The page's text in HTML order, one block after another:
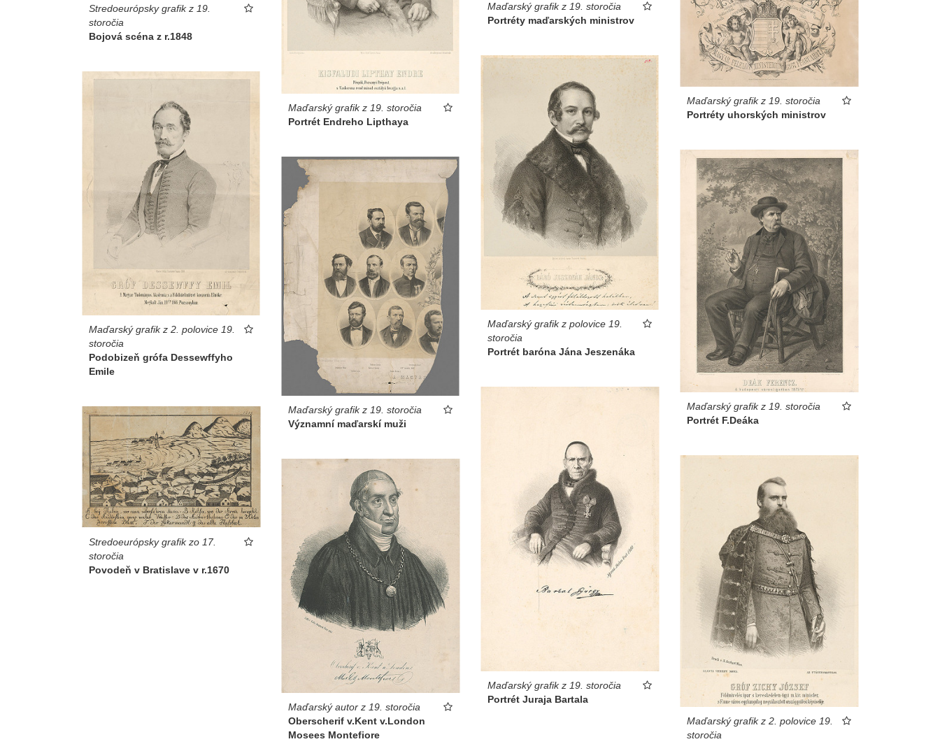
Stredoeurópsky grafik z 19.
storočia
Bojová scéna z r.1848
Maďarský grafik z 19. storočia
Portrét Endreho Lipthaya
Maďarský grafik z 19. storočia
Portréty maďarských ministrov
Maďarský grafik z 19. storočia
Portréty uhorských ministrov
Maďarský grafik z polovice 19.
storočia
Portrét baróna Jána Jeszenáka
Maďarský grafik z 2. polovice 19.
storočia
Podobizeň grófa Dessewffyho
Emile
Maďarský grafik z 19. storočia
Portrét F.Deáka
Maďarský grafik z 19. storočia
Významní maďarskí muži
Maďarský grafik z 19. storočia
Portrét Juraja Bartala
Stredoeurópsky grafik zo 17.
storočia
Povodeň v Bratislave v r.1670
Maďarský grafik z 2. polovice 19.
storočia
Maďarský autor z 19. storočia
Oberscherif v.Kent v.London
Mosees Montefiore